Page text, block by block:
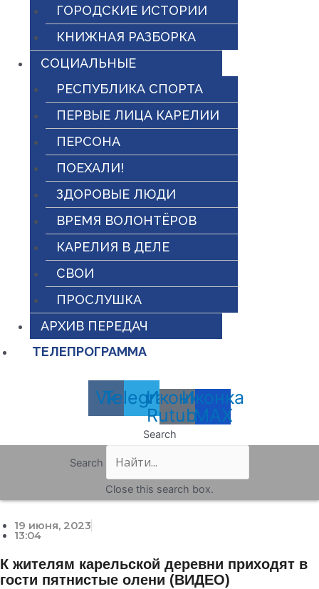
ГОРОДСКИЕ ИСТОРИИ
КНИЖНАЯ РАЗБОРКА
СОЦИАЛЬНЫЕ
РЕСПУБЛИКА СПОРТА
ПЕРВЫЕ ЛИЦА КАРЕЛИИ
ПЕРСОНА
ПОЕХАЛИ!
ЗДОРОВЫЕ ЛЮДИ
ВРЕМЯ ВОЛОНТЁРОВ
КАРЕЛИЯ В ДЕЛЕ
СВОИ
ПРОСЛУШКА
АРХИВ ПЕРЕДАЧ
ТЕЛЕПРОГРАММА
Vk
Telegram
Иконка
Rutube
Иконка
MAX
Search
Search
Close this search box.
19 июня, 2023
13:04
К жителям карельской деревни приходят в
гости пятнистые олени (ВИДЕО)